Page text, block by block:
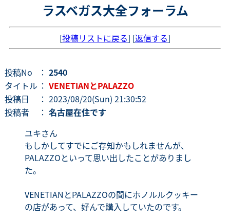
ラスベガス大全フォーラム
[投稿リストに戻る] [返信する]
投稿No ： 2540
タイトル ： VENETIANとPALAZZO
投稿日
： 2023/08/20(Sun) 21:30:52
投稿者
： 名古屋在住です
ユキさん
もしかしてすでにご存知かもしれませんが、
PALAZZOといって思い出したことがありまし
た。
VENETIANとPALAZZOの間にホノルルクッキー
の店があって、好んで購入していたのです。